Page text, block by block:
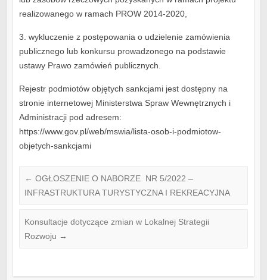
realizowanego w ramach PROW 2014-2020,
3. wykluczenie z postępowania o udzielenie zamówienia
publicznego lub konkursu prowadzonego na podstawie
ustawy Prawo zamówień publicznych.
Rejestr podmiotów objętych sankcjami jest dostępny na
stronie internetowej Ministerstwa Spraw Wewnętrznych i
Administracji pod adresem:
https://www.gov.pl/web/mswia/lista-osob-i-podmiotow-
objetych-sankcjami
← OGŁOSZENIE O NABORZE NR 5/2022 –
INFRASTRUKTURA TURYSTYCZNA I REKREACYJNA
Konsultacje dotyczące zmian w Lokalnej Strategii
Rozwoju →